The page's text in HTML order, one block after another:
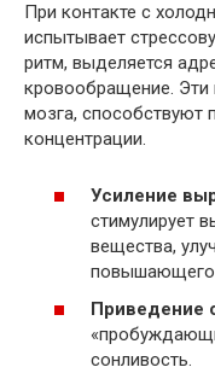
При контакте с
испытывает
ритм, выделяется
кровообращение. Эти
мозга,
концентрации.
Усиление
стимулирует
вещества,
Приведение
сонливость.